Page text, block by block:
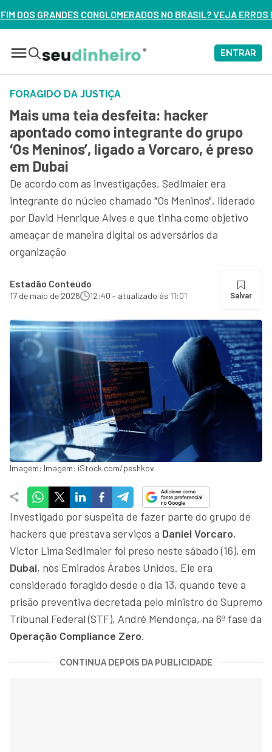
NO BRASIL? VEJA ERROS DE 3 DELES – ASSISTA
ENTRAR
FORAGIDO DA JUSTIÇA
Mais uma teia desfeita: hacker
apontado como integrante do grupo
‘Os Meninos’, ligado a Vorcaro, é preso
em Dubai
De acordo com as investigações, Sedlmaier era
integrante do núcleo chamado "Os Meninos", liderado
por David Henrique Alves e que tinha como objetivo
ameaçar de maneira digital os adversários da
organização
Estadão Conteúdo
17 de maio de 2026 12:40 - atualizado às 11:01 Salvar
Imagem: Imagem: iStock.com/peshkov
Investigado por suspeita de fazer parte do grupo de
hackers que prestava serviços a Daniel Vorcaro,
Victor Lima Sedlmaier foi preso neste sábado (16), em
Dubai, nos Emirados Árabes Unidos. Ele era
considerado foragido desde o dia 13, quando teve a
prisão preventiva decretada pelo ministro do Supremo
Tribunal Federal (STF), André Mendonça, na 6ª fase da
Operação Compliance Zero.
CONTINUA DEPOIS DA PUBLICIDADE